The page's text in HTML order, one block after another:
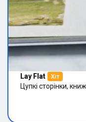
Lay Flat Хіт
Цупкі сторінки,